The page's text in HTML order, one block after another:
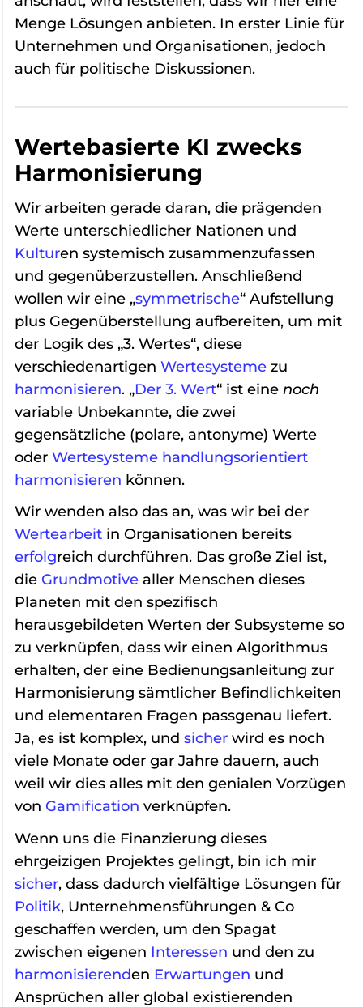
Menge Lösungen anbieten. In erster Linie für
Unternehmen und Organisationen, jedoch
auch für politische Diskussionen.
Wertebasierte KI zwecks
Harmonisierung
Wir arbeiten gerade daran, die prägenden
Werte unterschiedlicher Nationen und
Kulturen systemisch zusammenzufassen
und gegenüberzustellen. Anschließend
wollen wir eine „symmetrische“ Aufstellung
plus Gegenüberstellung aufbereiten, um mit
der Logik des „3. Wertes“, diese
verschiedenartigen Wertesysteme zu
harmonisieren. „Der 3. Wert“ ist eine noch
variable Unbekannte, die zwei
gegensätzliche (polare, antonyme) Werte
oder Wertesysteme handlungsorientiert
harmonisieren können.
Wir wenden also das an, was wir bei der
Wertearbeit in Organisationen bereits
erfolgreich durchführen. Das große Ziel ist,
die Grundmotive aller Menschen dieses
Planeten mit den spezifisch
herausgebildeten Werten der Subsysteme so
zu verknüpfen, dass wir einen Algorithmus
erhalten, der eine Bedienungsanleitung zur
Harmonisierung sämtlicher Befindlichkeiten
und elementaren Fragen passgenau liefert.
Ja, es ist komplex, und sicher wird es noch
viele Monate oder gar Jahre dauern, auch
weil wir dies alles mit den genialen Vorzügen
von Gamification verknüpfen.
Wenn uns die Finanzierung dieses
ehrgeizigen Projektes gelingt, bin ich mir
sicher, dass dadurch vielfältige Lösungen für
Politik, Unternehmensführungen & Co
geschaffen werden, um den Spagat
zwischen eigenen Interessen und den zu
harmonisierenden Erwartungen und
Ansprüchen aller global existierenden